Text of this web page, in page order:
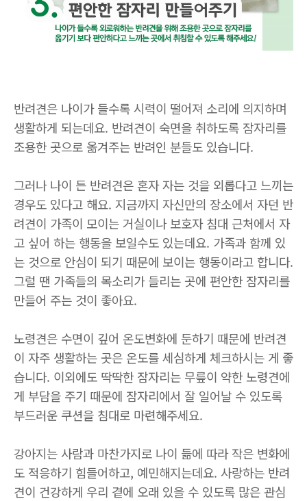
반려견은 나이가 들수록 시력이 떨어져 소리에 의지하며
생활하게 되는데요. 반려견이 숙면을 취하도록 잠자리를
조용한 곳으로 옮겨주는 반려인 분들도 있습니다.
그러나 나이 든 반려견은 혼자 자는 것을 외롭다고 느끼는
경우도 있다고 해요. 지금까지 자신만의 장소에서 자던 반
려견이 가족이 모이는 거실이나 보호자 침대 근처에서 자
고 싶어 하는 행동을 보일수도 있는데요. 가족과 함께 있
는 것으로 안심이 되기 때문에 보이는 행동이라고 합니다.
그럴 땐 가족들의 목소리가 들리는 곳에 편안한 잠자리를
만들어 주는 것이 좋아요.
노령견은 수면이 깊어 온도변화에 둔하기 때문에 반려견
이 자주 생활하는 곳은 온도를 세심하게 체크하시는 게 좋
습니다. 이외에도 딱딱한 잠자리는 무릎이 약한 노령견에
게 부담을 주기 때문에 잠자리에서 잘 일어날 수 있도록
부드러운 쿠션을 침대로 마련해주세요.
강아지는 사람과 마찬가지로 나이 듦에 따라 작은 변화에
도 적응하기 힘들어하고, 예민해지는데요. 사랑하는 반려
견이 건강하게 우리 곁에 오래 있을 수 있도록 많은 관심